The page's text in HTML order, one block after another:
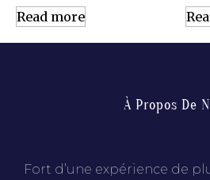
Read more
À Propos De
Fort d’une expérience de